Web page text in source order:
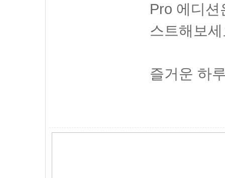
Pro 에디
스트해보
즐거운 하